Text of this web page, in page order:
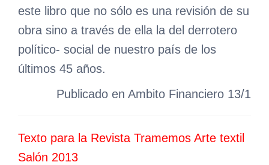
este libro que no sólo es una revisión de su
obra sino a través de ella la del derrotero
político- social de nuestro país de los
últimos 45 años.
Publicado en Ambito Financiero 13/1
Texto para la Revista Tramemos Arte textil
Salón 2013